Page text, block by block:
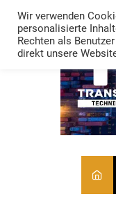
content
Wir verwenden
personalisierte
Rechten als
direkt unsere